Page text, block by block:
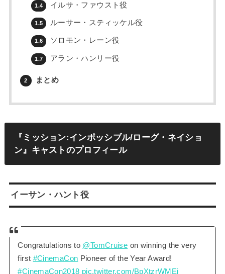
1.4 イルサ・ファウスト役
1.5 ルーサー・スティッケル役
1.6 ソロモン・レーン役
1.7 アラン・ハンリー役
2 まとめ
『ミッション:インポッシブル/ローグ・ネイショ
ン』キャストのプロフィール
イーサン・ハント役
Congratulations to @TomCruise on winning the very
first #CinemaCon Pioneer of the Year Award!
#CinemaCon2018 pic.twitter.com/BpXtzrWMEj